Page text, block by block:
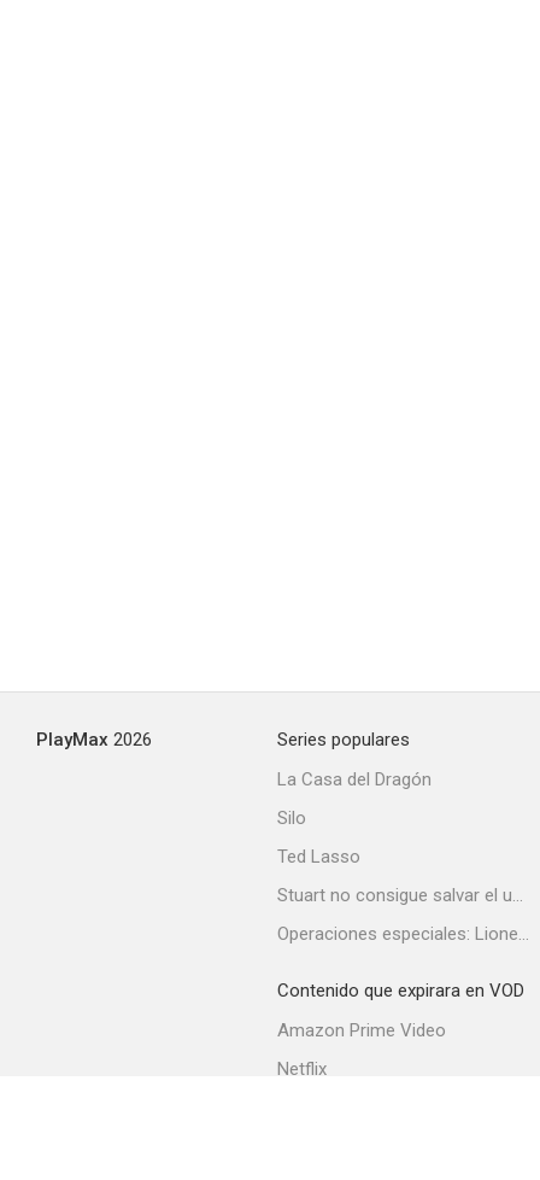
PlayMax 2026
Series populares
La Casa del Dragón
Silo
Ted Lasso
Stuart no consigue salvar el universo
Operaciones especiales: Lioness
Contenido que expirara en VOD
Amazon Prime Video
Netflix